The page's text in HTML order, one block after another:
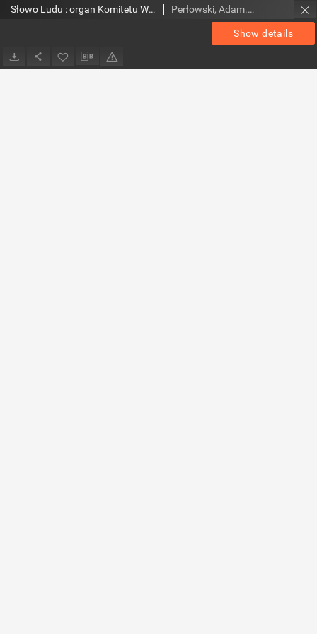
Show details
Słowo Ludu : organ Komitetu Wojewódzkiego Polskiej Zjednoczonej Partii Robotniczej, 1984, R.XXXV, nr 112 Perłowski, Adam. Red.